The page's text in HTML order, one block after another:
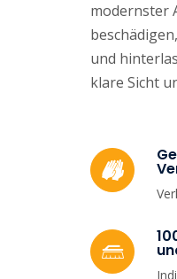
modernster
und
klare Sicht